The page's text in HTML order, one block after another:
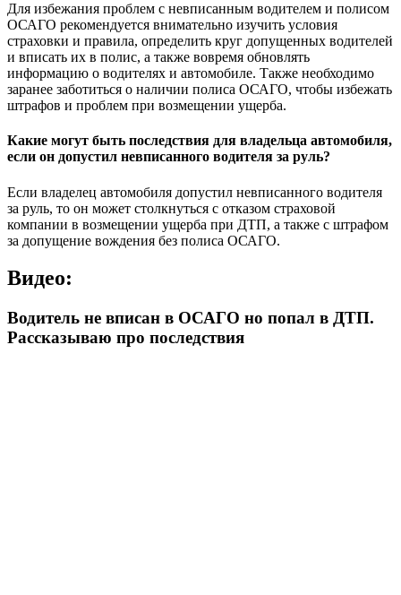
Для избежания проблем с невписанным водителем и полисом
ОСАГО рекомендуется внимательно изучить условия
страховки и правила, определить круг допущенных водителей
и вписать их в полис, а также вовремя обновлять
информацию о водителях и автомобиле. Также необходимо
заранее заботиться о наличии полиса ОСАГО, чтобы избежать
штрафов и проблем при возмещении ущерба.
Какие могут быть последствия для владельца автомобиля,
если он допустил невписанного водителя за руль?
Если владелец автомобиля допустил невписанного водителя
за руль, то он может столкнуться с отказом страховой
компании в возмещении ущерба при ДТП, а также с штрафом
за допущение вождения без полиса ОСАГО.
Видео:
Водитель не вписан в ОСАГО но попал в ДТП.
Рассказываю про последствия